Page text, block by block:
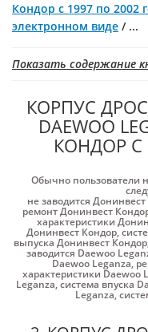
Кондор с 1997 по 2002
электронном виде / ...
Показать содержание
КОРПУС
DAEWOO
КОНДОР С
Обычно пользователи
не заводится
ремонт Донинвест
характеристики
Донинвест Кондор,
выпуска Донинвест Кондор
заводится Daewoo
Daewoo Leganza,
характеристики Daewoo
Leganza,система впуска
Leganza,